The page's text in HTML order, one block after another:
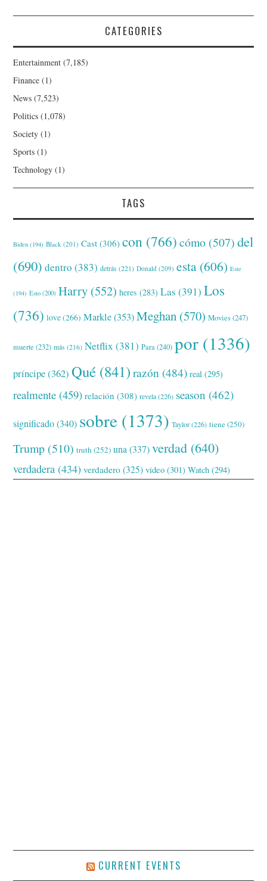
CATEGORIES
Entertainment (7,185)
Finance (1)
News (7,523)
Politics (1,078)
Society (1)
Sports (1)
Technology (1)
TAGS
Biden (194) Black (201) Cast (306) con (766) cómo (507) del
(690) dentro (383) detrás (221) Donald (209) esta (606) Este
(194) Esto (200) Harry (552) heres (283) Las (391) Los
(736) love(266) Markle(353) Meghan (570) Movies(247)
muerte (232) más (216) Netflix (381) Para(240) por (1336)
príncipe(362) Qué (841) razón (484) real (295)
realmente (459) relación (308) revela(226) season (462)
significado(340) sobre (1373) Taylor(226) tiene(250)
Trump (510) truth (252) una (337) verdad (640)
verdadera (434) verdadero (325) video (301) Watch (294)
CURRENT EVENTS